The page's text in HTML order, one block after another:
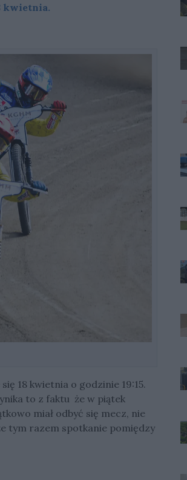
kwietnia.
18 kwietnia o godzinie 19:15.
to z faktu że w piątek
miał odbyć się mecz, nie
tym razem spotkanie pomiędzy